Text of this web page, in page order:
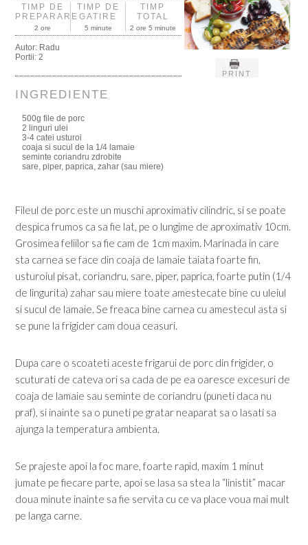
PRINT
TIMP DE
PREPARARE
2 ore
TIMP DE
GATIRE
5 minute
TIMP
TOTAL
2 ore 5 minute
Autor: Radu
Portii:2
INGREDIENTE
500g file de porc
2 linguri ulei
3-4 catei usturoi
coaja si sucul de la 1/4 lamaie
seminte coriandru zdrobite
sare, piper, paprica, zahar (sau miere)
Fileul de porc este un muschi aproximativ cilindric, si se poate
despica frumos ca sa fie lat, pe o lungime de aproximativ 10cm.
Grosimea feliilor sa fie cam de 1cm maxim. Marinada in care
sta carnea se face din coaja de lamaie taiata foarte fin,
usturoiul pisat, coriandru, sare, piper, paprica, foarte putin (1/4
de lingurita) zahar sau miere toate amestecate bine cu uleiul
si sucul de lamaie. Se freaca bine carnea cu amestecul asta si
se pune la frigider cam doua ceasuri.
Dupa care o scoateti aceste frigarui de porc din frigider, o
scuturati de cateva ori sa cada de pe ea oaresce excesuri de
coaja de lamaie sau seminte de coriandru (puneti daca nu
praf), si inainte sa o puneti pe gratar neaparat sa o lasati sa
ajunga la temperatura ambienta.
Se prajeste apoi la foc mare, foarte rapid, maxim 1 minut
jumate pe fiecare parte, apoi se lasa sa stea la “linistit” macar
doua minute inainte sa fie servita cu ce va place voua mai mult
pe langa carne.